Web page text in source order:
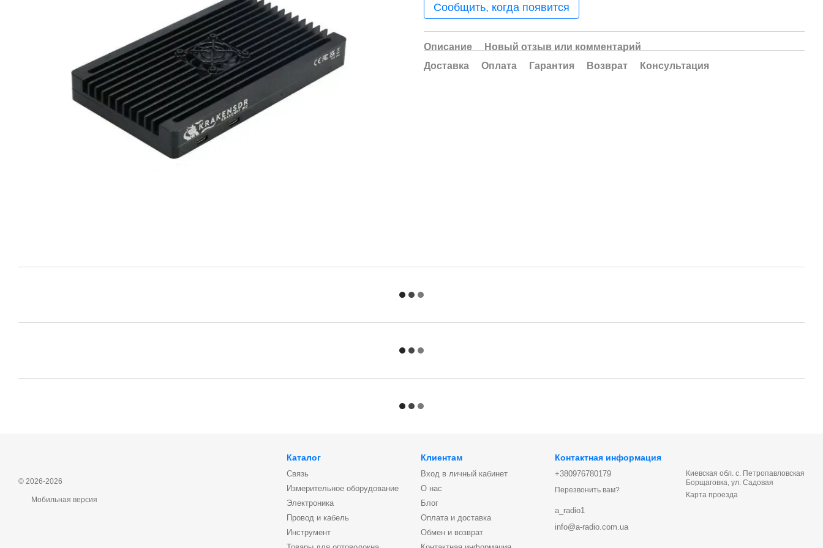
Сообщить, когда появится
Описание
Новый отзыв или комментарий
Доставка
Оплата Гарантия Возврат Консультация
© 2026-2026
Мобильная версия
Каталог
Связь
Измерительное оборудование
Электроника
Провод и кабель
Инструмент
Клиентам
Вход в личный кабинет
О нас
Блог
Оплата и доставка
Обмен и возврат
Контактная информация
+380976780179
Перезвонить вам?
a_radio1
info@a-radio.com.ua
Киевская обл. с. Петропавловская
Борщаговка, ул. Садовая
Карта проезда